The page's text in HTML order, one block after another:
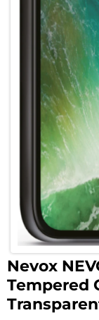
Nevox
Tempered